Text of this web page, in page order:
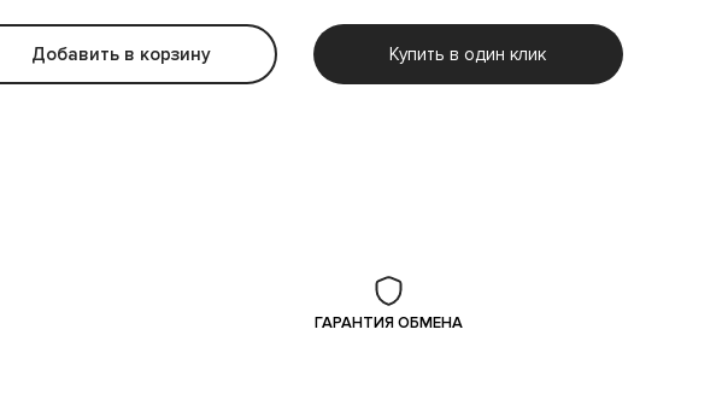
Добавить в корзину Купить в один клик
ГАРАНТИЯ ОБМЕНА